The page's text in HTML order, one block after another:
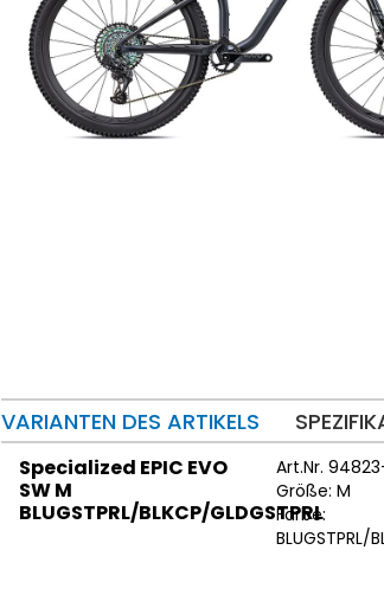
VARIANTEN DES ARTIKELS
Specialized EPIC EVO
SW M
BLUGSTPRL/BLKCP/GLDGSTPRL
Art.Nr.
Größe: M
Farbe:
BLUGSTPRL/